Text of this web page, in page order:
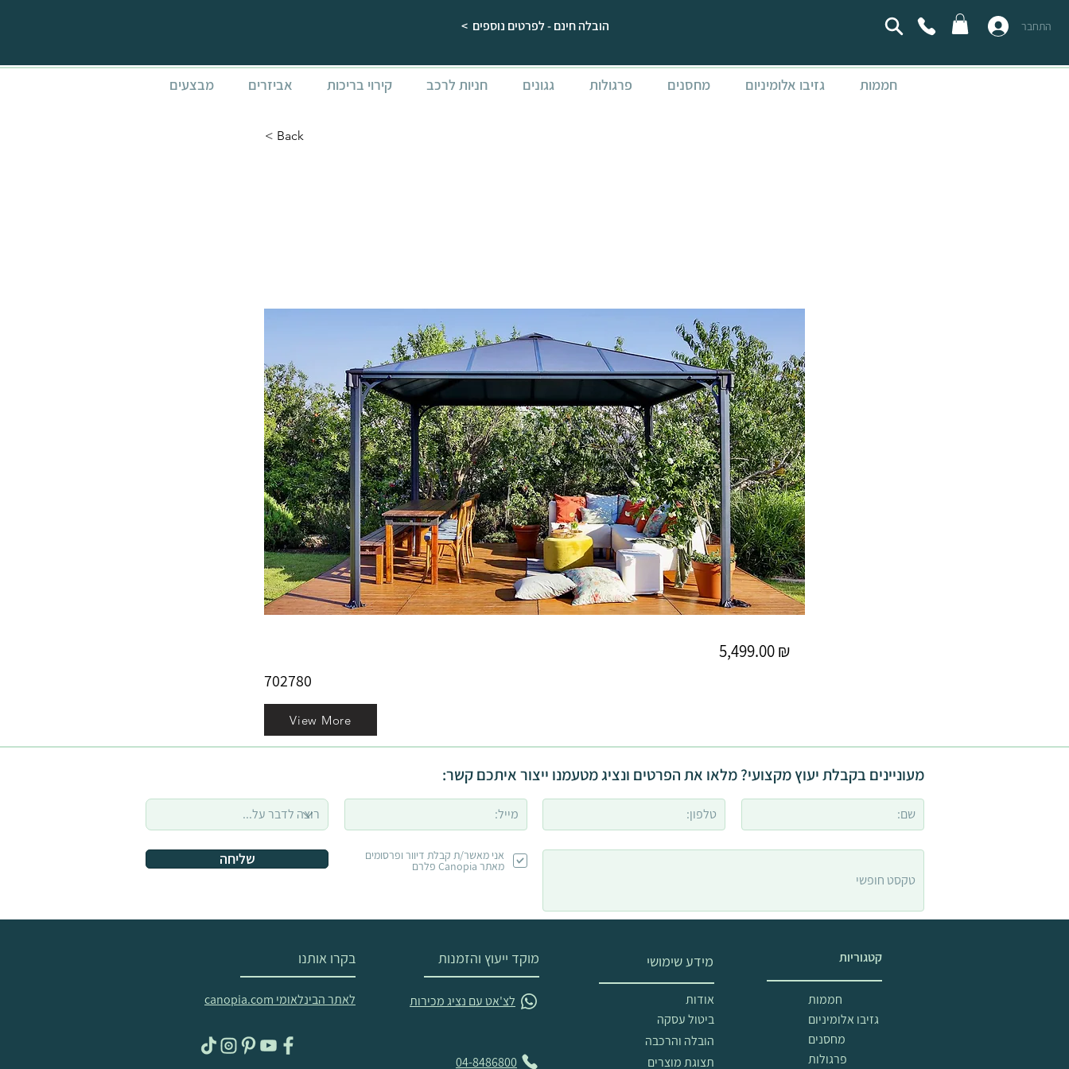
הובלה חינם - לפרטים נוספים > התחבר
חממות גזיבו אלומיניום מחסנים פרגולות גגונים חניות לרכב קירוי בריכות אביזרים מבצעים
< Back
702780
5,499.00 ₪
View More
מעוניינים בקבלת יעוץ מקצועי? מלאו את הפרטים ונציג מטעמנו ייצור איתכם קשר:
שליחה אני מאשר/ת קבלת דיוור ופרסומים
מאתר Canopia פלרם
בקרו אותנו
לאתר הבינלאומי canopia.com
מוקד ייעוץ והזמנות
לצ'אט עם נציג מכירות
04-8486800
מידע שימושי
אודות
ביטול עסקה
הובלה והרכבה
תצוגת מוצרים
קטגוריות
חממות
גזיבו אלומיניום
מחסנים
פרגולות